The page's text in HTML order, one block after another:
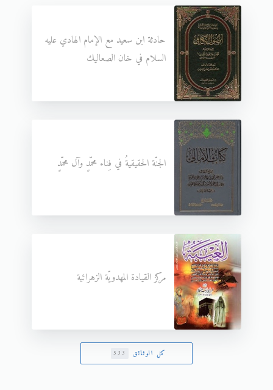
حادثة ابن سعيد مع الإمام الهادي عليه
السلام في خان الصعاليك
الجنّة الحقيقيةُ في فِناء محمّدٍ وآل محمّدٍ
مركز القيادة المهدويّة الزهرائية
كل الوثائق 533